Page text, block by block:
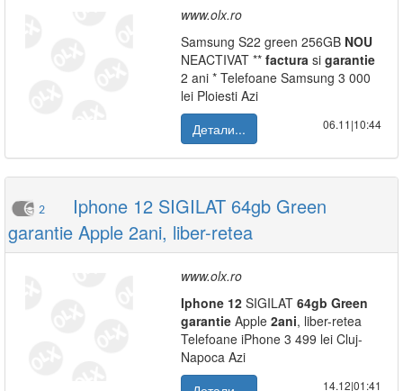
www.olx.ro
Samsung S22 green 256GB NOU
NEACTIVAT ** factura si garantie
2 ani * Telefoane Samsung 3 000
lei Ploiesti Azi
Детали...
06.11|10:44
2
Iphone 12 SIGILAT 64gb Green
garantie Apple 2ani, liber-retea
www.olx.ro
Iphone 12 SIGILAT 64gb Green
garantie Apple 2ani, liber-retea
Telefoane iPhone 3 499 lei Cluj-
Napoca Azi
14.12|01:41